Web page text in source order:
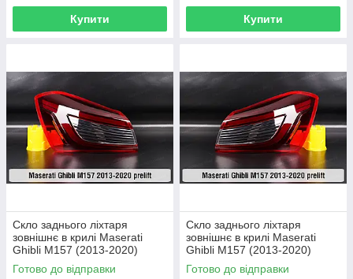
Купити Купити
Скло заднього ліхтаря
зовнішнє в крилі Maserati
Ghibli M157 (2013-2020)
дорест ліве
Готово до відправки
Скло заднього ліхтаря
зовнішнє в крилі Maserati
Ghibli M157 (2013-2020)
дорест праве
Готово до відправки